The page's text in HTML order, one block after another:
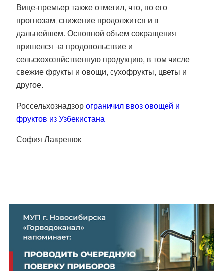
Вице-премьер также отметил, что, по его
прогнозам, снижение продолжится и в
дальнейшем. Основной объем сокращения
пришелся на продовольствие и
сельскохозяйственную продукцию, в том числе
свежие фрукты и овощи, сухофрукты, цветы и
другое.
Россельхознадзорограничил ввоз овощей и
фруктов из Узбекистана
София Лавренюк